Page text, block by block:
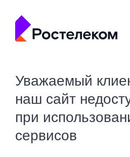
Уважаемый
наш сайт
при
сервисов